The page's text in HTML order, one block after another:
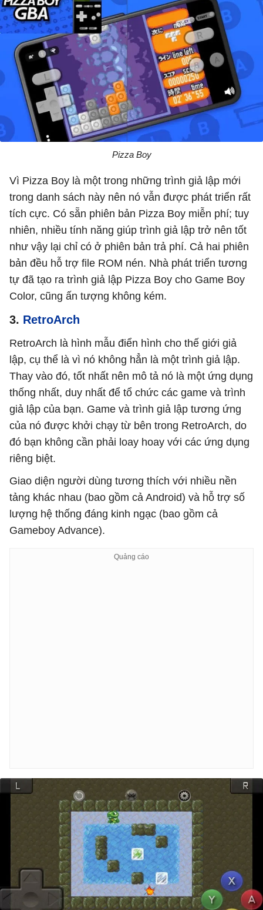
Pizza Boy
Vì Pizza Boy là một trong những trình giả lập mới
trong danh sách này nên nó vẫn được phát triển rất
tích cực. Có sẵn phiên bản Pizza Boy miễn phí; tuy
nhiên, nhiều tính năng giúp trình giả lập trở nên tốt
như vậy lại chỉ có ở phiên bản trả phí. Cả hai phiên
bản đều hỗ trợ file ROM nén. Nhà phát triển tương
tự đã tạo ra trình giả lập Pizza Boy cho Game Boy
Color, cũng ấn tượng không kém.
3. RetroArch
RetroArch là hình mẫu điển hình cho thế giới giả
lập, cụ thể là vì nó không hẳn là một trình giả lập.
Thay vào đó, tốt nhất nên mô tả nó là một ứng dụng
thống nhất, duy nhất để tổ chức các game và trình
giả lập của bạn. Game và trình giả lập tương ứng
của nó được khởi chạy từ bên trong RetroArch, do
đó bạn không cần phải loay hoay với các ứng dụng
riêng biệt.
Giao diện người dùng tương thích với nhiều nền
tảng khác nhau (bao gồm cả Android) và hỗ trợ số
lượng hệ thống đáng kinh ngạc (bao gồm cả
Gameboy Advance).